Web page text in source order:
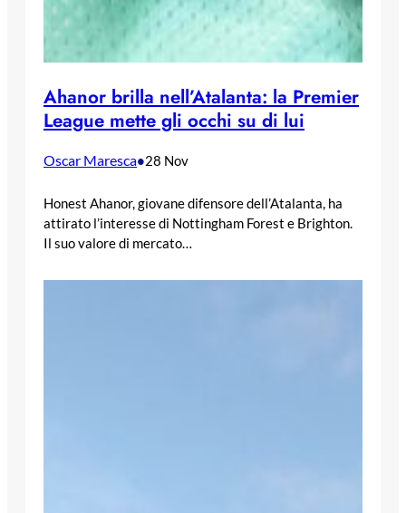
Ahanor brilla nell’Atalanta: la Premier
League mette gli occhi su di lui
Oscar Maresca•28 Nov
Honest Ahanor, giovane difensore dell’Atalanta, ha
attirato l’interesse di Nottingham Forest e Brighton.
Il suo valore di mercato…